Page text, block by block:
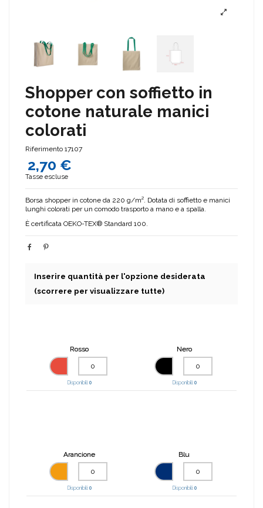
Shopper con soffietto in
cotone naturale manici
colorati
Riferimento 17107
2,70 €
Tasse escluse
Borsa shopper in cotone da 220 g/m². Dotata di soffietto e manici
lunghi colorati per un comodo trasporto a mano e a spalla.
È certificata OEKO-TEX® Standard 100.
Inserire quantità per l'opzione desiderata
(scorrere per visualizzare tutte)
Rosso
Disponibili: 0
Nero
Disponibili: 0
Arancione
Disponibili: 0
Blu
Disponibili: 0